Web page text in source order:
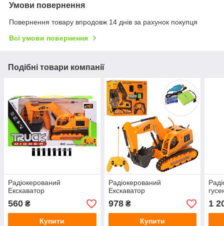
Умови повернення
Повернення товару впродовж 14 днів за рахунок покупця
Всі умови повернення
Подібні товари компанії
Радіокерований
Екскаватор
560 ₴
Купити
Радіокерований
Екскаватор
978₴
Купити
1